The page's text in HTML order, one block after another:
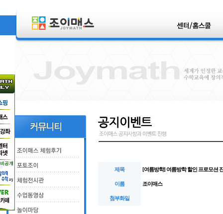
제목 [여름방학] 여름방학 할인 프로모션
이름 조이매스
첨부화일